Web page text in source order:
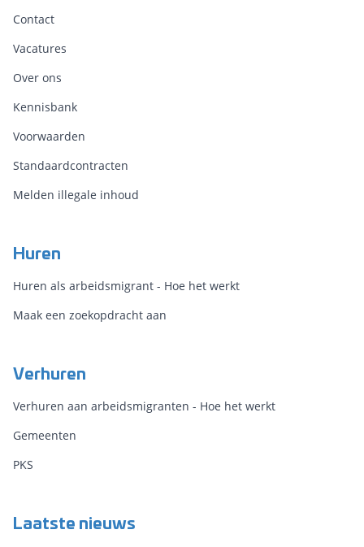
Contact
Vacatures
Over ons
Kennisbank
Voorwaarden
Standaardcontracten
Melden illegale inhoud
Huren
Huren als arbeidsmigrant - Hoe het werkt
Maak een zoekopdracht aan
Verhuren
Verhuren aan arbeidsmigranten - Hoe het werkt
Gemeenten
PKS
Laatste nieuws